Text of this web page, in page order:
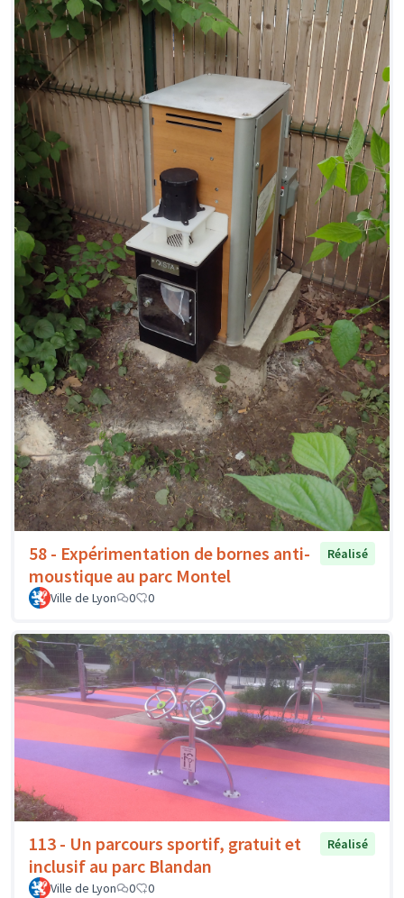
58 - Expérimentation de bornes anti-
moustique au parc Montel
Réalisé
Ville de Lyon 0 0
113 - Un parcours sportif, gratuit et
inclusif au parc Blandan
Réalisé
Ville de Lyon 0 0